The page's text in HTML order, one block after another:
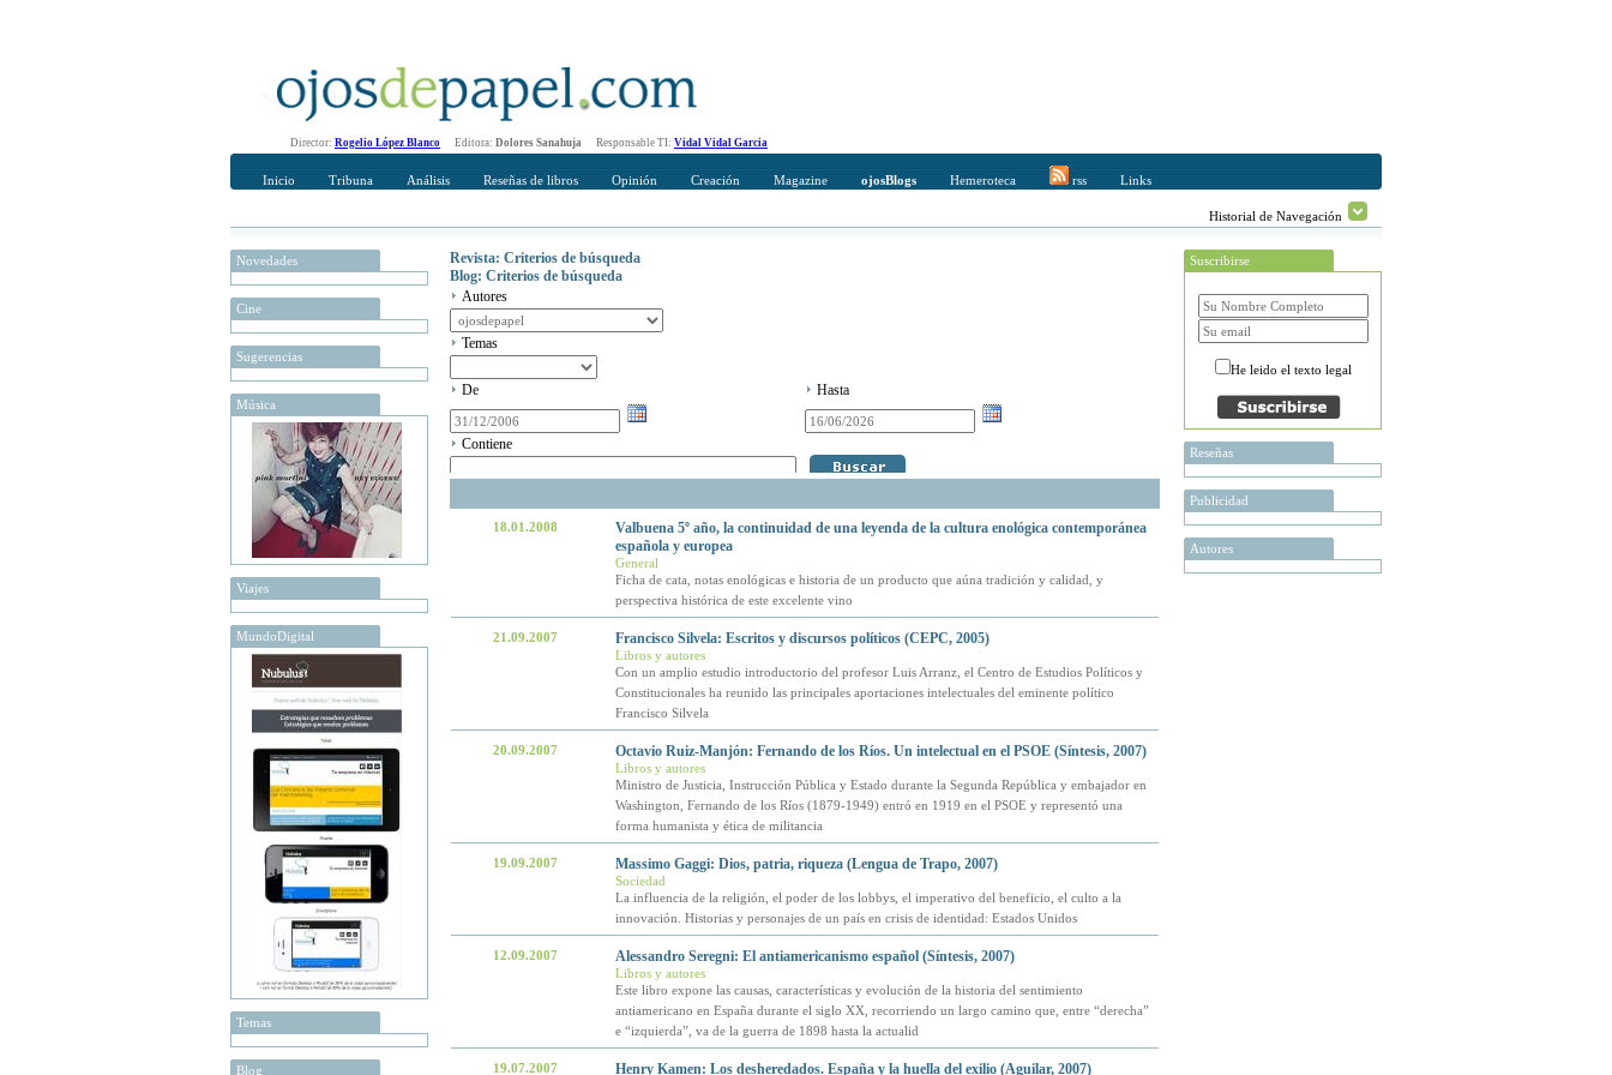
Director: Rogelio López Blanco Editora: Dolores Sanahuja Responsable TI: Vidal Vidal Garcia
Inicio Tribuna Análisis Reseñas de libros Opinión Creación Magazine ojosBlogs Hemeroteca rss Links
Historial de Navegación
Novedades
Cine
Sugerencias
Música
Viajes
MundoDigital
Temas
Blog
Revista: Criterios de búsqueda
Blog: Criterios de búsqueda
Autores
Temas
De Hasta
Contiene
18.01.2008
Valbuena 5º año, la continuidad de una leyenda de la cultura enológica contemporánea
española y europea
General
Ficha de cata, notas enológicas e historia de un producto que aúna tradición y calidad, y
perspectiva histórica de este excelente vino
21.09.2007 Francisco Silvela: Escritos y discursos políticos (CEPC, 2005)
Libros y autores
Con un amplio estudio introductorio del profesor Luis Arranz, el Centro de Estudios Políticos y
Constitucionales ha reunido las principales aportaciones intelectuales del eminente político
Francisco Silvela
20.09.2007 Octavio Ruiz-Manjón: Fernando de los Ríos. Un intelectual en el PSOE (Síntesis, 2007)
Libros y autores
Ministro de Justicia, Instrucción Pública y Estado durante la Segunda República y embajador en
Washington, Fernando de los Ríos (1879-1949) entró en 1919 en el PSOE y representó una
forma humanista y ética de militancia
19.09.2007 Massimo Gaggi: Dios, patria, riqueza (Lengua de Trapo, 2007)
Sociedad
La influencia de la religión, el poder de los lobbys, el imperativo del beneficio, el culto a la
innovación. Historias y personajes de un país en crisis de identidad: Estados Unidos
12.09.2007 Alessandro Seregni: El antiamericanismo español (Síntesis, 2007)
Libros y autores
Este libro expone las causas, características y evolución de la historia del sentimiento
antiamericano en España durante el siglo XX, recorriendo un largo camino que, entre “derecha”
e “izquierda”, va de la guerra de 1898 hasta la actualid
19.07.2007 Henry Kamen: Los desheredados. España y la huella del exilio (Aguilar, 2007)
Suscribirse
He leido el texto legal
Reseñas
Publicidad
Autores